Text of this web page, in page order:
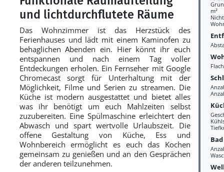
m²
Bad
und lichtdurchflutete Räume
Das Wohnzimmer ist das Herzstück des
Ferienhauses und lädt mit einem Kaminofen zu
behaglichen Abenden ein. Hier könnt ihr euch
entspannen und nach einem Tag voller
Entdeckungen erholen. Ein Fernseher mit Google
Chromecast sorgt für Unterhaltung mit der
Möglichkeit, Filme und Serien zu streamen. Die
Küche ist modern ausgestattet und bietet alles
was ihr benötigt um euch Mahlzeiten selbst
zuzubereiten. Eine Spülmaschine erleichtert den
Abwasch und spart wertvolle Urlaubszeit. Die
offene Gestaltung von Küche, Ess und
Wohnbereich ermöglicht es euch das Kochen
gemeinsam zu genießen und an den Gesprächen
der anderen teilzunehmen.